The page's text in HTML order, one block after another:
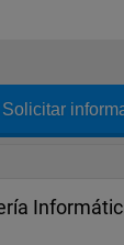
Solicitar